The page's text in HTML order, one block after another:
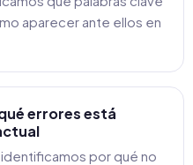
aparecer ante ellos en
errores está
por qué no